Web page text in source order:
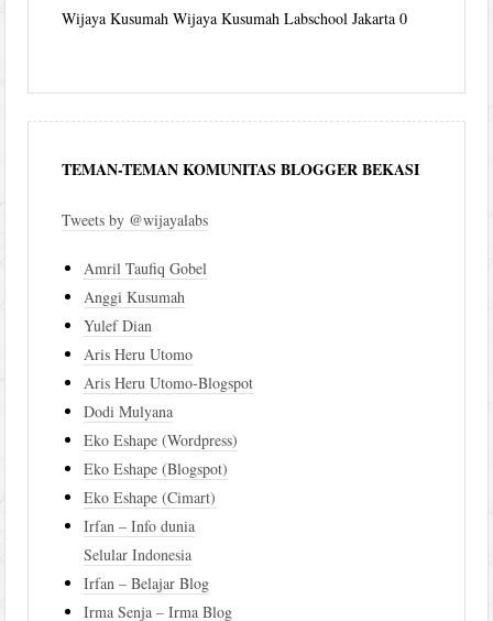
Wijaya Kusumah Wijaya Kusumah Labschool Jakarta 0
TEMAN-TEMAN KOMUNITAS BLOGGER BEKASI
Tweets by @wijayalabs
Amril Taufiq Gobel
Anggi Kusumah
Yulef Dian
Aris Heru Utomo
Aris Heru Utomo-Blogspot
Dodi Mulyana
Eko Eshape (Wordpress)
Eko Eshape (Blogspot)
Eko Eshape (Cimart)
Irfan – Info dunia
Selular Indonesia
Irfan – Belajar Blog
Irma Senja – Irma Blog